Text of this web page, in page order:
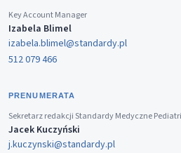
Key Account Manager
Izabela Blimel
izabela.blimel@standardy.pl
512 079 466
PRENUMERATA
Sekretarz redakcji Standardy Medyczne
Jacek Kuczyński
j.kuczynski@standardy.pl